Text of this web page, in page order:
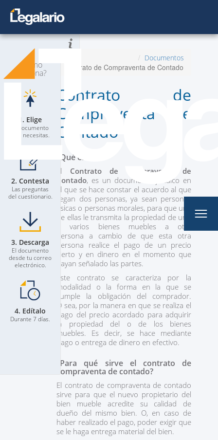
Todos los Documentos
Planes Nuevo
Contacta a un Abogado
Mi Perfil
¿Cómo
funciona?
1. Elige
El documento
que necesitas.
2. Contesta
Las preguntas
del cuestionario.
3. Descarga
El documento
desde tu correo
electrónico.
4. Edítalo
Durante 7 días.
Documentos
Contrato de Compraventa de Contado
Contrato de
Compraventa de
Contado
¿Qué es?
El Contrato de Compraventa de
Contado, es un documento jurídico en
el que se hace constar el acuerdo al que
llegan dos personas, ya sean personas
físicas o personas morales, para que una
de ellas le transmita la propiedad de uno
o varios bienes muebles a otra
persona a cambio de que esta otra
persona realice el pago de un precio
cierto y en dinero en el momento que
hayan señalado las partes.
Este contrato se caracteriza por la
modalidad o la forma en la que se
cumple la obligación del comprador.
O sea, por la manera en que se realiza el
pago del precio acordado para adquirir
la propiedad del o de los bienes
muebles. Es decir, se hace mediante
pago o entrega de dinero en efectivo.
¿Para qué sirve el contrato de
compraventa de contado?
El contrato de compraventa de contado
sirve para que el nuevo propietario del
bien mueble acredite su calidad de
dueño del mismo bien. O, en caso de
haber realizado el pago, poder exigir que
se le haga entrega material del bien.